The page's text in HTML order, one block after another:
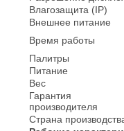
Влагозащита (IP)
Внешнее питание
Время работы
Палитры
Питание
Вес
Гарантия
производителя
Страна